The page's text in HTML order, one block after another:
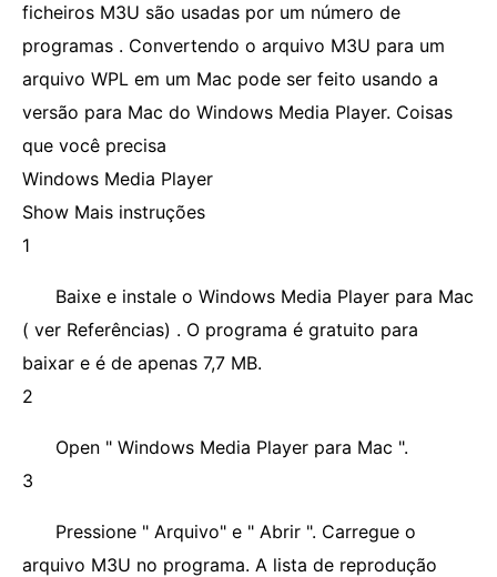
ficheiros M3U são usadas por um número de
programas . Convertendo o arquivo M3U ​​para um
arquivo WPL em um Mac pode ser feito usando a
versão para Mac do Windows Media Player. Coisas
que você precisa
Windows Media Player
Show Mais instruções
1
Baixe e instale o Windows Media Player para Mac
( ver Referências) . O programa é gratuito para
baixar e é de apenas 7,7 MB.
2
Open " Windows Media Player para Mac ".
3
Pressione " Arquivo" e " Abrir ". Carregue o
arquivo M3U ​​no programa. A lista de reprodução